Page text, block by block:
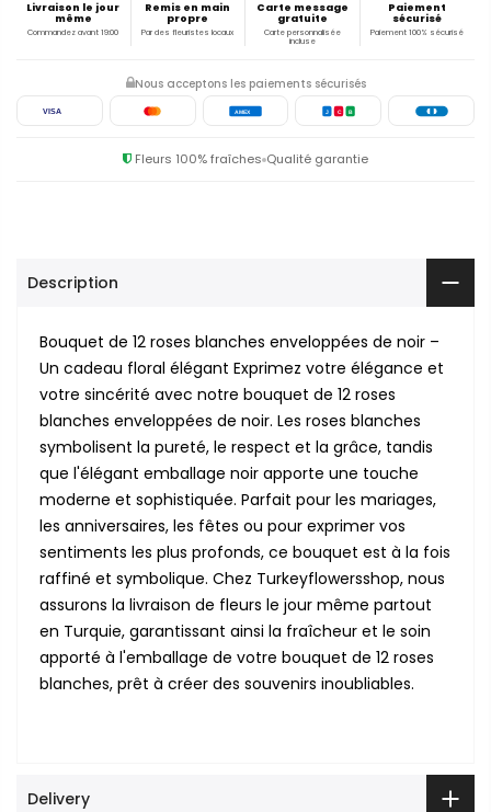
Livraison le jour
même
Commandez avant 19:00
Remis en main
propre
Par des fleuristes locaux
Carte message
gratuite
Carte personnalisée
incluse
Paiement
sécurisé
Paiement 100% sécurisé
Nous acceptons les paiements sécurisés
VISA AMEX J C B
Fleurs 100% fraîches Qualité garantie
Description
Bouquet de 12 roses blanches enveloppées de noir –
Un cadeau floral élégant Exprimez votre élégance et
votre sincérité avec notre bouquet de 12 roses
blanches enveloppées de noir. Les roses blanches
symbolisent la pureté, le respect et la grâce, tandis
que l'élégant emballage noir apporte une touche
moderne et sophistiquée. Parfait pour les mariages,
les anniversaires, les fêtes ou pour exprimer vos
sentiments les plus profonds, ce bouquet est à la fois
raffiné et symbolique. Chez Turkeyflowersshop, nous
assurons la livraison de fleurs le jour même partout
en Turquie, garantissant ainsi la fraîcheur et le soin
apporté à l'emballage de votre bouquet de 12 roses
blanches, prêt à créer des souvenirs inoubliables.
Delivery